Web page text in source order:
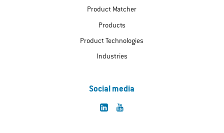
Product Matcher
Products
Product Technologies
Industries
Social media